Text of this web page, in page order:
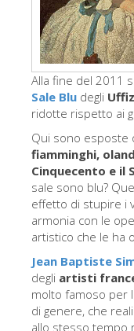
Alla fine del 2011
Sale Blu degli
ridotte rispetto ai
Qui sono esposte
fiamminghi,
Cinquecento e il
sale sono blu?
effetto di stupire i
armonia con le
artistico che le ha
Jean Baptiste
degli artisti
molto famoso per
di genere, che
allo stesso tempo